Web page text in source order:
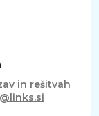
in rešitvah